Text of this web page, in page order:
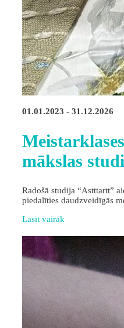
01.01.2023 - 31.12.2026
mākslas
Radošā studija “Astttartt”
piedalīties daudzveidīgās
Lasīt vairāk